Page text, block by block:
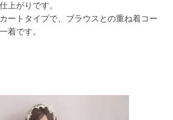
上がりです。
ートタイプで、ブラウスとの重ね着コー
着です。